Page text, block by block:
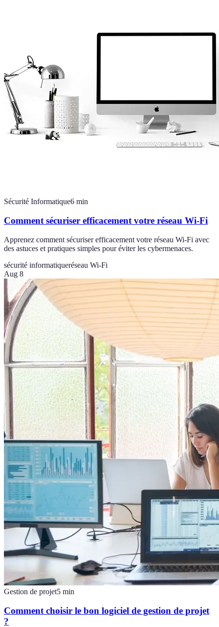
Sécurité Informatique6 min
Comment sécuriser efficacement votre réseau Wi-Fi
Apprenez comment sécuriser efficacement votre réseau Wi-Fi avec
des astuces et pratiques simples pour éviter les cybermenaces.
sécurité informatiqueréseau Wi-Fi
Aug 8
Gestion de projet5 min
Comment choisir le bon logiciel de gestion de projet
?